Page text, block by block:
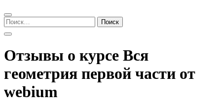
Найти:
Отзывы о курсе Вся
геометрия первой части от
webium